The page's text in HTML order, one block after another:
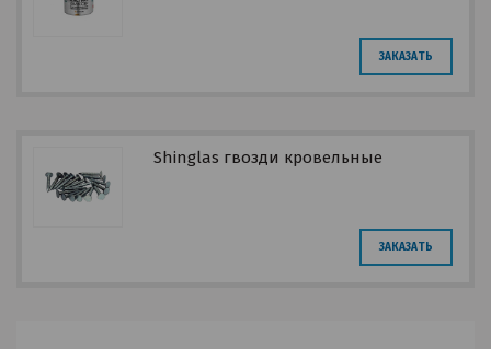
ЗАКАЗАТЬ
Shinglas гвозди кровельные
ЗАКАЗАТЬ